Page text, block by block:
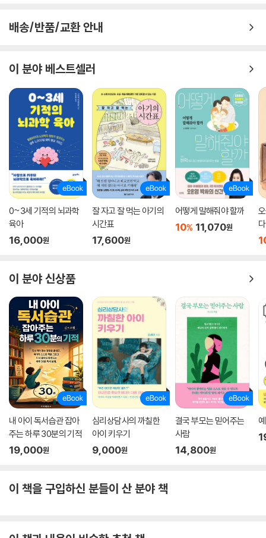
배송/반품/교환 안내
이 분야 베스트셀러
0~3세 기적의 뇌과학
육아
16,000원
잘 자고 잘 먹는 아기의
시간표
17,600원
어떻게 말해줘야 할까
10% 11,070원
이 분야 신상품
내 아이 독서습관 잡아
주는 하루 30분의 기적
19,000원
심리상담사의 까칠한
아이 키우기
9,000원
결국 부모는 믿어주는
사람
14,800원
이 책을 구입하신 분들이 산 분야 책